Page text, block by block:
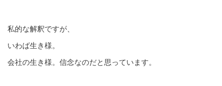
私的な解釈ですが、
いわば生き様。
会社の生き様。信念なのだと思っています。